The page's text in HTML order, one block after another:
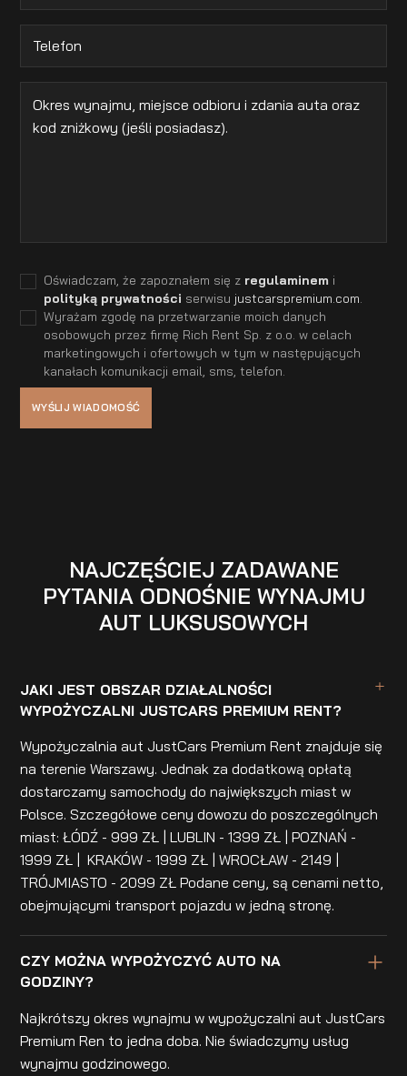
Oświadczam, że zapoznałem się z regulaminemi
polityką prywatności serwisu justcarspremium.com
Wyrażam zgodę na przetwarzanie moich danych
osobowych przez firmę Rich Rent Sp. z o.o. w celach
marketingowych i ofertowych w tym w następujących
kanałach komunikacji email, sms, telefon.
NAJCZĘŚCIEJ ZADAWANE
PYTANIA ODNOŚNIE WYNAJMU
AUT LUKSUSOWYCH
JAKI JEST OBSZAR DZIAŁALNOŚCI
WYPOŻYCZALNI JUSTCARS PREMIUM RENT?
Wypożyczalnia aut JustCars Premium Rent znajduje się
na terenie Warszawy. Jednak za dodatkową opłatą
dostarczamy samochody do największych miast w
Polsce. Szczegółowe ceny dowozu do poszczególnych
miast: ŁÓDŹ - 999 ZŁ | LUBLIN - 1399 ZŁ | POZNAŃ -
1999 ZŁ | KRAKÓW - 1999 ZŁ | WROCŁAW - 2149 |
TRÓJMIASTO - 2099 ZŁ Podane ceny, są cenami netto,
obejmującymi transport pojazdu w jedną stronę.
CZY MOŻNA WYPOŻYCZYĆ AUTO NA
GODZINY?
Najkrótszy okres wynajmu w wypożyczalni aut JustCars
Premium Ren to jedna doba. Nie świadczymy usług
wynajmu godzinowego.